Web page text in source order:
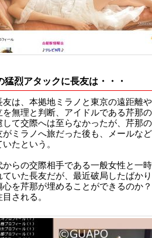
猛烈アタックに長友は・・・
友は、本拠地ミラノと東京の遠距離
を無理と判断、アイドルである芹那
して交際へは至らなかったが、芹那
がミラノへ旅だった後も、メールな
たという。
からの交際相手である一般女性と一
ていた長友だが、最近破局したばか
心を芹那が埋めることができるのか
される。